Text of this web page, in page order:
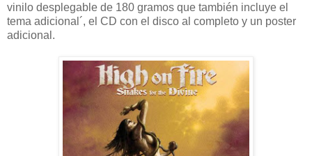
vinilo desplegable de 180 gramos que también incluye el
tema adicional´, el CD con el disco al completo y un poster
adicional.